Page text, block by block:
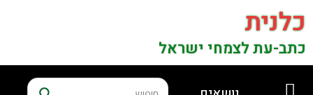
כלנית
כתב-עת לצמחי ישראל